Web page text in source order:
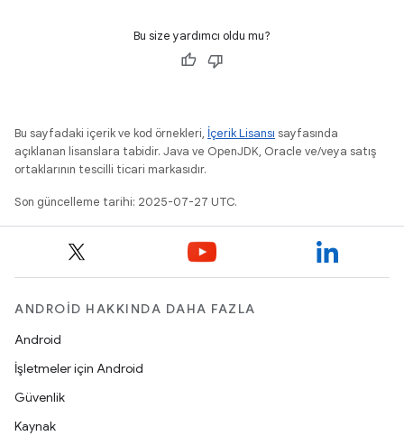
Bu size yardımcı oldu mu?
Bu sayfadaki içerik ve kod örnekleri, İçerik Lisansı sayfasında
açıklanan lisanslara tabidir. Java ve OpenJDK, Oracle ve/veya satış
ortaklarının tescilli ticari markasıdır.
Son güncelleme tarihi: 2025-07-27 UTC.
ANDROID HAKKINDA DAHA FAZLA
Android
İşletmeler için Android
Güvenlik
Kaynak